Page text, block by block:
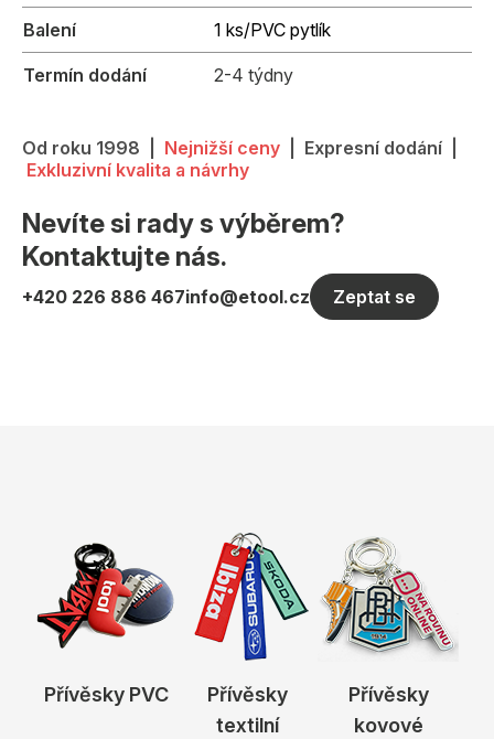
Balení 1 ks/PVC pytlík
Termín dodání 2-4 týdny
Od roku 1998 | Nejnižší ceny
| Expresní dodání |
Exkluzivní kvalita a návrhy
Nevíte si rady s výběrem?
Kontaktujte nás.
+420 226 886 467info@etool.cz Zeptat se
Přívěsky PVC
Přívěsky
textilní
Přívěsky
kovové